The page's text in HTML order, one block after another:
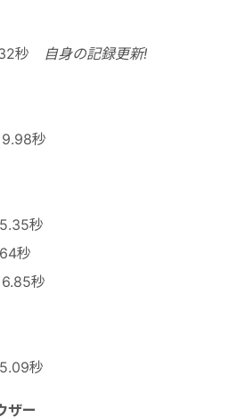
秒 自身の記録更新!
秒
秒
秒
秒
秒
ザー